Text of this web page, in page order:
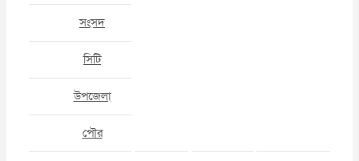
সংসদ
সিটি
উপজেলা
পৌর